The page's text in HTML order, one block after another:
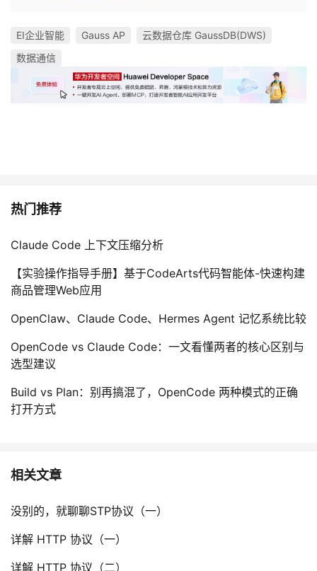
EI企业智能 Gauss AP
云数据仓库 GaussDB(DWS)
数据通信
热门推荐
Claude Code 上下文压缩分析
【实验操作指导手册】基于CodeArts代码智能体-快速构建
商品管理Web应用
OpenClaw、Claude Code、Hermes Agent 记忆系统比较
OpenCode vs Claude Code：一文看懂两者的核心区别与
选型建议
Build vs Plan：别再搞混了，OpenCode 两种模式的正确
打开方式
相关文章
没别的，就聊聊STP协议（一）
详解 HTTP 协议（一）
详解 HTTP 协议（二）